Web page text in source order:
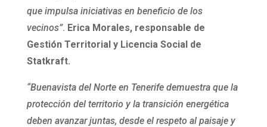
que impulsa iniciativas en beneficio de los
vecinos”. Erica Morales, responsable de
Gestión Territorial y Licencia Social de
Statkraft.
“Buenavista del Norte en Tenerife demuestra que la
protección del territorio y la transición energética
deben avanzar juntas, desde el respeto al paisaje y